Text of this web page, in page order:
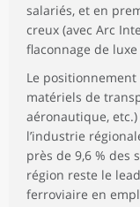
salariés, et en
creux (avec Arc
flaconnage de luxe
Le
matériels de
aéronautique,
l’industrie
près de 9,6 % des
région reste le
ferroviaire en